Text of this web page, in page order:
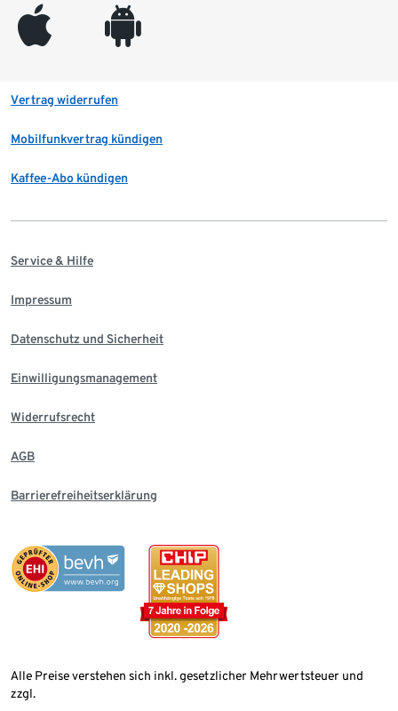
appleinc android
Vertrag widerrufen
Mobilfunkvertrag kündigen
Kaffee-Abo kündigen
Service & Hilfe
Impressum
Datenschutz und Sicherheit
Einwilligungsmanagement
Widerrufsrecht
AGB
Barrierefreiheitserklärung
Alle Preise verstehen sich inkl. gesetzlicher Mehrwertsteuer und
zzgl.